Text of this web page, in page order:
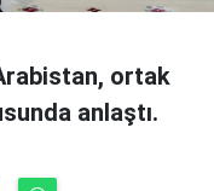
ortak
anlaştı.